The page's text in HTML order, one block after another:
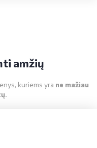
amžių
kuriems yra ne mažiau
.